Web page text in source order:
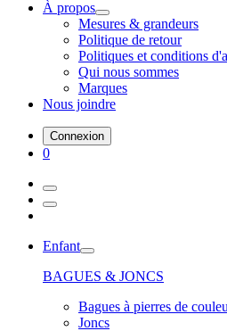
À propos
Mesures & grandeurs
Politique de retour
Politiques et conditions
Qui nous sommes
Marques
Nous joindre
Connexion
0
Enfant
BAGUES & JONCS
Bagues à pierres de
Joncs